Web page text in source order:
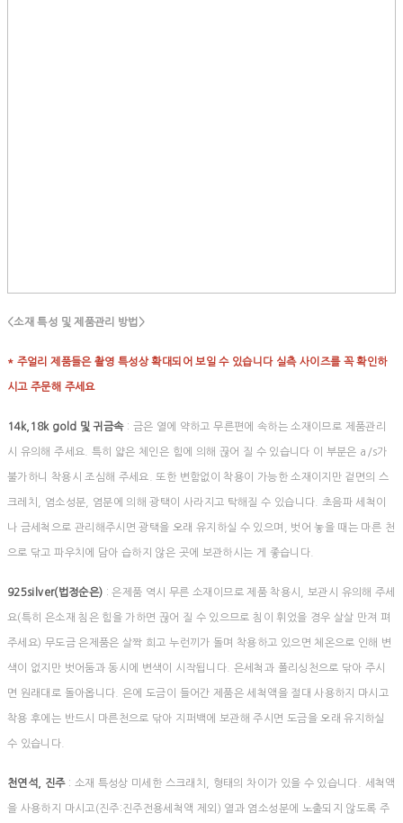
<소재 특성 및 제품관리 방법>
* 주얼리 제품들은 촬영 특성상 확대되어 보일 수 있습니다 실측 사이즈를 꼭 확인하
시고 주문해 주세요
14k,18k gold 및 귀금속: 금은 열에 약하고 무른편에 속하는 소재이므로 제품관리
시 유의해 주세요. 특히 얇은 체인은 힘에 의해 끊어 질 수 있습니다 이 부분은 a/s가
불가하니 착용시 조심해 주세요. 또한 변함없이 착용이 가능한 소재이지만 겉면의 스
크레치, 염소성분, 염분에 의해 광택이 사라지고 탁해질 수 있습니다. 초음파 세척이
나 금세척으로 관리해주시면 광택을 오래 유지하실 수 있으며, 벗어 놓을 때는 마른 천
으로 닦고 파우치에 담아 습하지 않은 곳에 보관하시는 게 좋습니다.
925silver(법정순은) : 은제품 역시 무른 소재이므로 제품 착용시, 보관시 유의해 주세
요(특히 은소재 침은 힘을 가하면 끊어 질 수 있으므로 침이 휘었을 경우 살살 만져 펴
주세요) 무도금 은제품은 살짝 희고 누런끼가 돌며 착용하고 있으면 체온으로 인해 변
색이 없지만 벗어둠과 동시에 변색이 시작됩니다. 은세척과 폴리싱천으로 닦아 주시
면 원래대로 돌아옵니다. 은에 도금이 들어간 제품은 세척액을 절대 사용하지 마시고
착용 후에는 반드시 마른천으로 닦아 지퍼백에 보관해 주시면 도금을 오래 유지하실
수 있습니다.
천연석, 진주: 소재 특성상 미세한 스크래치, 형태의 차이가 있을 수 있습니다. 세척액
을 사용하지 마시고(진주:진주전용세척액 제외) 열과 염소성분에 노출되지 않도록 주